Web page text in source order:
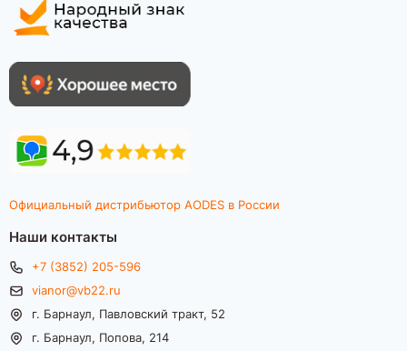
Официальный дистрибьютор AODES в России
Наши контакты
+7 (3852) 205-596
vianor@vb22.ru
г. Барнаул, Павловский тракт, 52
г. Барнаул, Попова, 214